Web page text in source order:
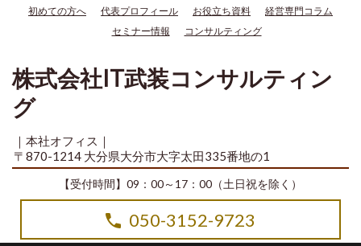
初めての方へ 代表プロフィール お役立ち資料
経営専門コラム
セミナー情報
コンサルティング
株式会社IT武装コンサルティン
グ
｜本社オフィス｜
〒870-1214 大分県大分市大字太田335番地の1
【受付時間】09：00～17：00（土日祝を除く）
050-3152-9723